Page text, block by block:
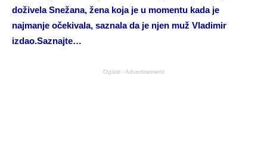
doživela Snežana, žena koja je u momentu kada je
najmanje očekivala, saznala da je njen muž Vladimir
izdao.Saznajte…
Oglasi - Advertisement